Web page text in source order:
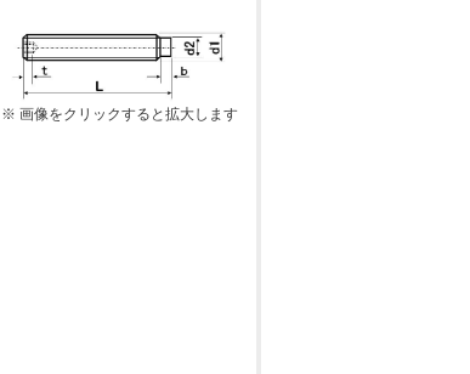
※ 画像をクリックすると拡大します